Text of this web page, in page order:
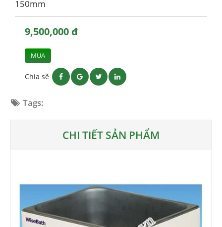
150mm
9,500,000 đ
MUA
Chia sẽ
Tags:
CHI TIẾT SẢN PHẨM